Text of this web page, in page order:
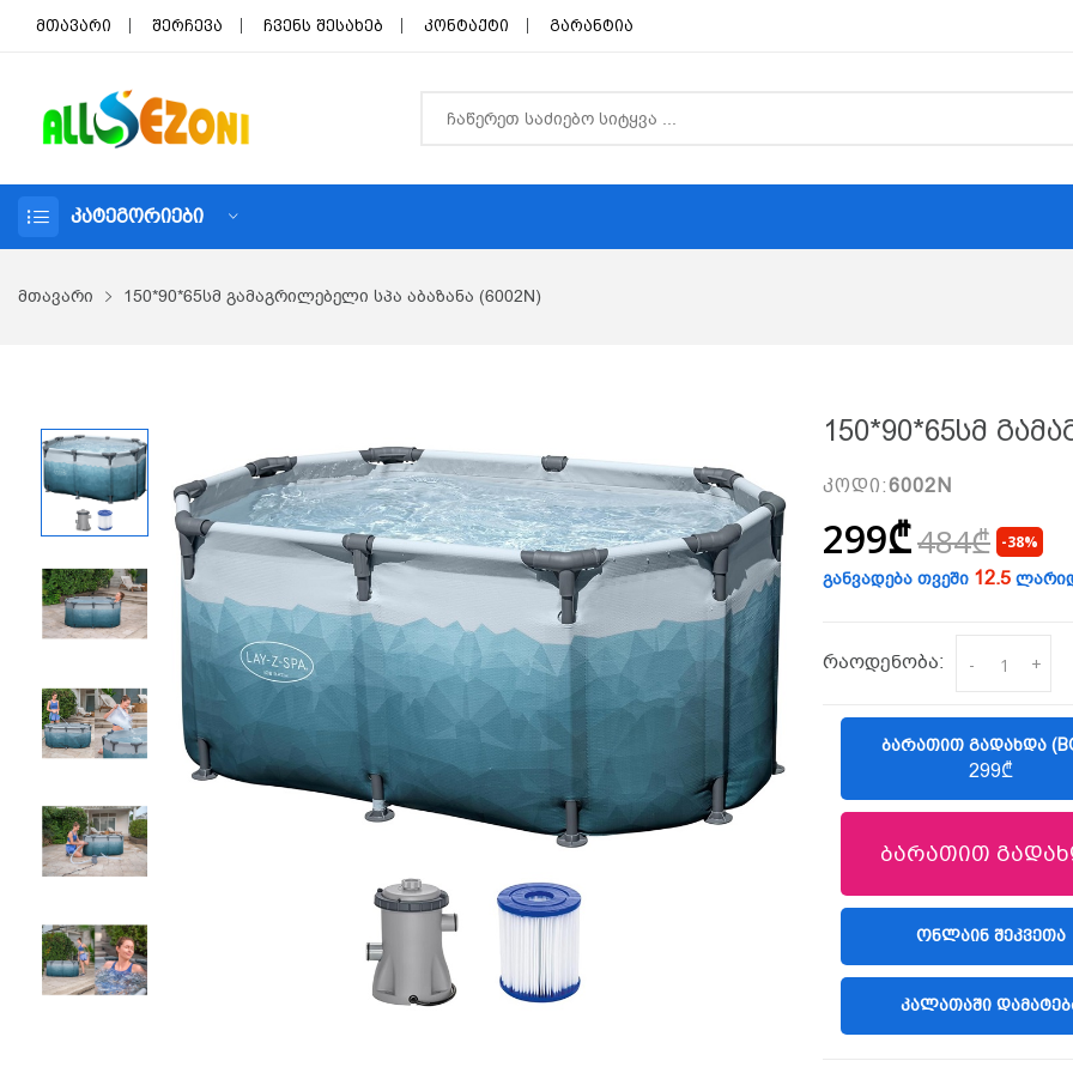
მთავარი შერჩევა ჩვენს შესახებ კონტაქტი გარანტია
ᲙᲐᲢᲔᲒᲝᲠᲘᲔᲑᲘ
მთავარი 150*90*65სმ გამაგრილებელი სპა აბაზანა (6002N)
150*90*65სმ
კოდი:6002N
299₾484₾ -38%
განვადება თვეში 12.5
რაოდენობა: - +
ᲑᲐᲠᲐᲗᲘᲗ ᲒᲐᲓᲐᲮᲓᲐ
299₾
ბარათით
(LIBERTY)
ᲝᲜᲚᲐᲘᲜ ᲨᲔᲙᲕᲔᲗᲐ
ᲙᲐᲚᲐᲗᲐᲨᲘ